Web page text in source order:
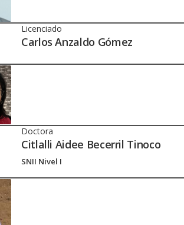
Licenciado
Carlos Anzaldo Gómez
Doctora
Citlalli Aidee Becerril Tinoco
SNII Nivel I